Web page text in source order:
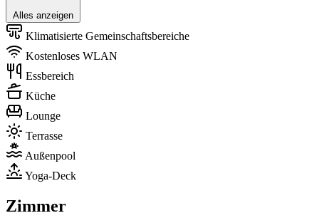
Alles anzeigen
Klimatisierte Gemeinschaftsbereiche
Kostenloses WLAN
Essbereich
Küche
Lounge
Terrasse
Außenpool
Yoga-Deck
Zimmer